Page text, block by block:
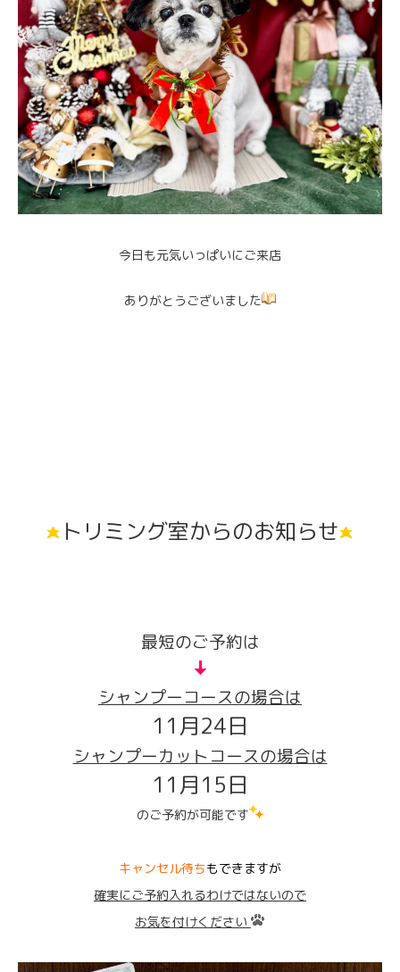
今日も元気いっぱいにご来店
ありがとうございました
トリミング室からのお知らせ
最短のご予約は
シャンプーコースの場合は
11月24日
シャンプーカットコースの場合は
11月15日
のご予約が可能です
キャンセル待ちもできますが
確実にご予約入れるわけではないので
お気を付けください